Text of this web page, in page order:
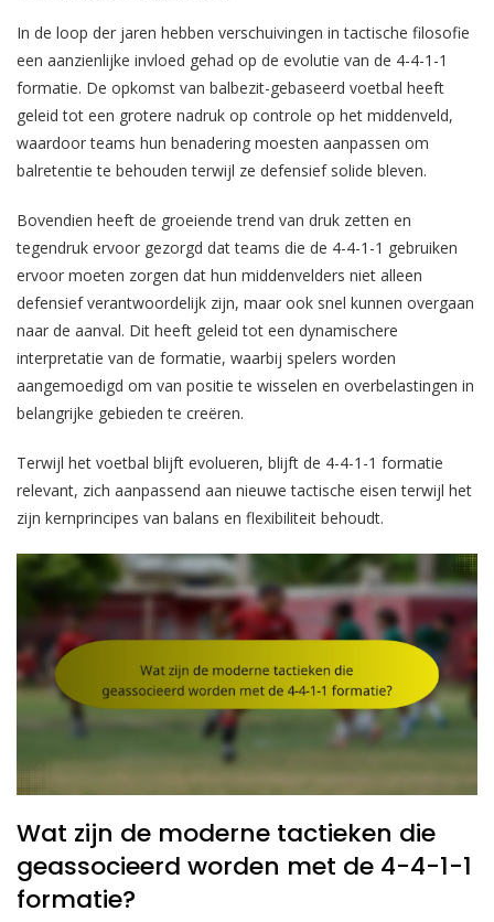
In de loop der jaren hebben verschuivingen in tactische filosofie
een aanzienlijke invloed gehad op de evolutie van de 4-4-1-1
formatie. De opkomst van balbezit-gebaseerd voetbal heeft
geleid tot een grotere nadruk op controle op het middenveld,
waardoor teams hun benadering moesten aanpassen om
balretentie te behouden terwijl ze defensief solide bleven.
Bovendien heeft de groeiende trend van druk zetten en
tegendruk ervoor gezorgd dat teams die de 4-4-1-1 gebruiken
ervoor moeten zorgen dat hun middenvelders niet alleen
defensief verantwoordelijk zijn, maar ook snel kunnen overgaan
naar de aanval. Dit heeft geleid tot een dynamischere
interpretatie van de formatie, waarbij spelers worden
aangemoedigd om van positie te wisselen en overbelastingen in
belangrijke gebieden te creëren.
Terwijl het voetbal blijft evolueren, blijft de 4-4-1-1 formatie
relevant, zich aanpassend aan nieuwe tactische eisen terwijl het
zijn kernprincipes van balans en flexibiliteit behoudt.
Wat zijn de moderne tactieken die
geassocieerd worden met de 4-4-1-1
formatie?